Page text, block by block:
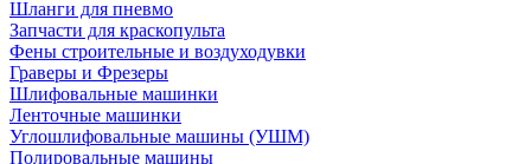
Шланги для пневмо
Запчасти для краскопульта
Фены строительные и воздуходувки
Граверы и Фрезеры
Шлифовальные машинки
Ленточные машинки
Углошлифовальные машины (УШМ)
Полировальные машины